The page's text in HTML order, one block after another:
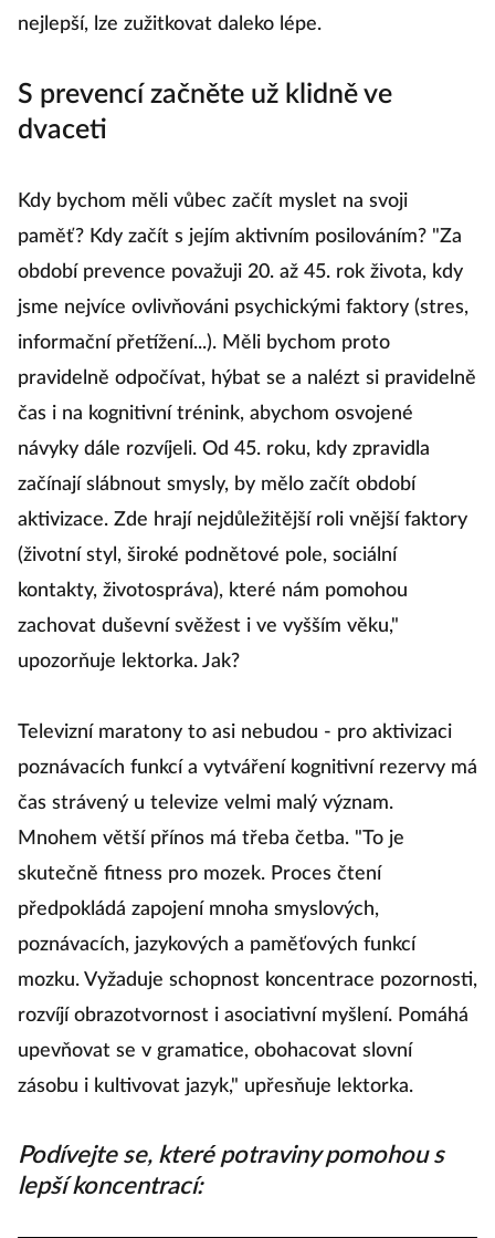
nejlepší, lze zužitkovat daleko lépe.
S prevencí začněte už klidně ve
dvaceti
Kdy bychom měli vůbec začít myslet na svoji
paměť? Kdy začít s jejím aktivním posilováním? "Za
období prevence považuji 20. až 45. rok života, kdy
jsme nejvíce ovlivňováni psychickými faktory (stres,
informační přetížení...). Měli bychom proto
pravidelně odpočívat, hýbat se a nalézt si pravidelně
čas i na kognitivní trénink, abychom osvojené
návyky dále rozvíjeli. Od 45. roku, kdy zpravidla
začínají slábnout smysly, by mělo začít období
aktivizace. Zde hrají nejdůležitější roli vnější faktory
(životní styl, široké podnětové pole, sociální
kontakty, životospráva), které nám pomohou
zachovat duševní svěžest i ve vyšším věku,"
upozorňuje lektorka. Jak?
Televizní maratony to asi nebudou - pro aktivizaci
poznávacích funkcí a vytváření kognitivní rezervy má
čas strávený u televize velmi malý význam.
Mnohem větší přínos má třeba četba. "To je
skutečně fitness pro mozek. Proces čtení
předpokládá zapojení mnoha smyslových,
poznávacích, jazykových a paměťových funkcí
mozku. Vyžaduje schopnost koncentrace pozornosti,
rozvíjí obrazotvornost i asociativní myšlení. Pomáhá
upevňovat se v gramatice, obohacovat slovní
zásobu i kultivovat jazyk," upřesňuje lektorka.
Podívejte se, které potraviny pomohou s
lepší koncentrací: